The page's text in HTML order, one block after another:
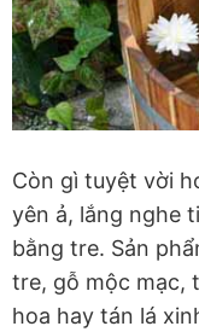
Còn gì tuyệt vời
yên ả, lắng nghe
bằng tre. Sản
tre, gỗ mộc mạc,
hoa hay tán lá